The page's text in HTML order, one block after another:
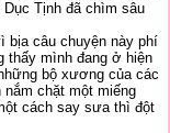
Tịnh đã chìm sâu
bịa câu chuyện này phí
thấy mình đang ở hiện
bộ xương của các
chặt một miếng
cách say sưa thì đột